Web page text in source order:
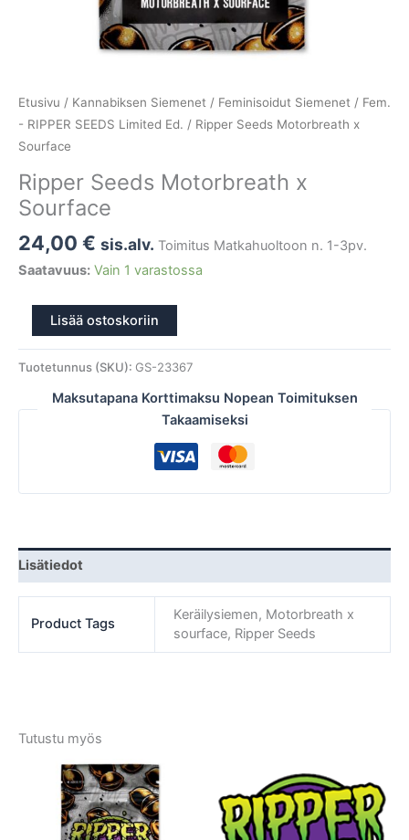
Etusivu / Kannabiksen Siemenet / Feminisoidut Siemenet / Fem.
- RIPPER SEEDS Limited Ed. / Ripper Seeds Motorbreath x
Sourface
Ripper Seeds Motorbreath x
Sourface
24,00 € sis.alv. Toimitus Matkahuoltoon n. 1-3pv.
Saatavuus: Vain 1 varastossa
Lisää ostoskoriin
Tuotetunnus (SKU): GS-23367
Maksutapana Korttimaksu Nopean Toimituksen
Takaamiseksi
Lisätiedot
Product Tags
Keräilysiemen, Motorbreath x
sourface, Ripper Seeds
Tutustu myös
tuotteella
useampi
on